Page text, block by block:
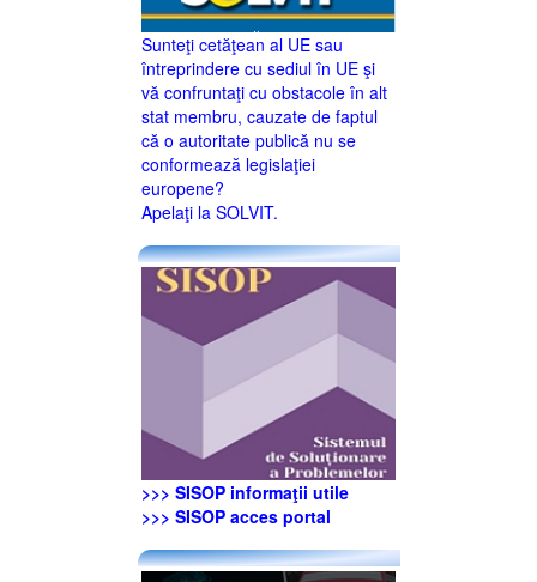
Sunteţi cetăţean al UE sau
întreprindere cu sediul în UE şi
vă confruntaţi cu obstacole în alt
stat membru, cauzate de faptul
că o autoritate publică nu se
conformează legislaţiei
europene?
Apelaţi la SOLVIT.
>>> SISOP informaţii utile
>>> SISOP acces portal